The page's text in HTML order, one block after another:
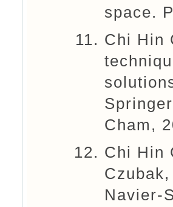
space.
Chi Hin
Cham,
Chi Hin
Navier-